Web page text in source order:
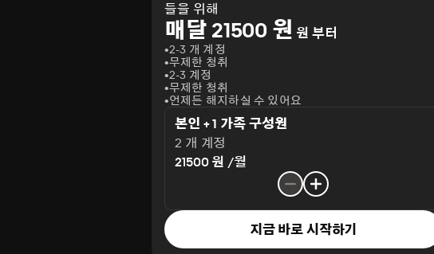
들을 위해
매달 21500 원 원 부터
2-3 개 계정
무제한 청취
2-3 계정
무제한 청취
언제든 해지하실 수 있어요
본인 + 1 가족 구성원
2 개 계정
21500 원 /월
지금 바로 시작하기